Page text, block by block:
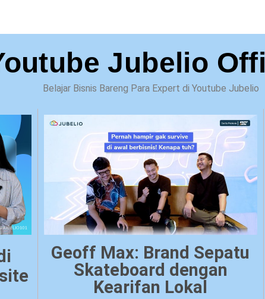
Jubelio
Belajar Bisnis Bareng Para Expert di Youtube Jubelio
Geoff Max: Brand Sepatu
Skateboard dengan
Kearifan Lokal​